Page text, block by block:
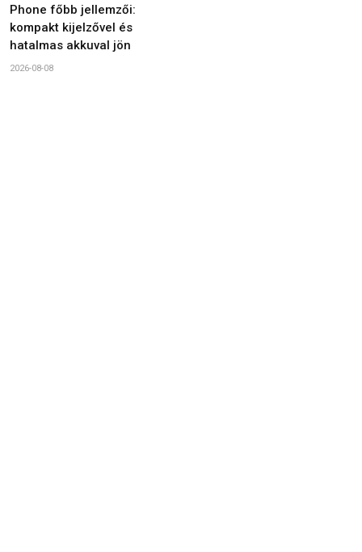
Phone főbb jellemzői:
kompakt kijelzővel és
hatalmas akkuval jön
2026-08-08